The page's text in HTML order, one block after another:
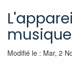
musique
Modifié le : Mar, 2